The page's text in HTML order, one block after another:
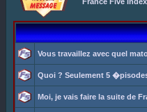
Vous travaillez avec quel
Quoi ? Seulement 5
Moi, je vais faire la suite de